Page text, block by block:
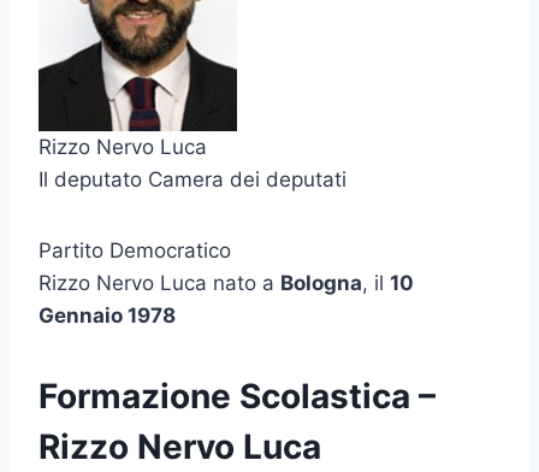
Rizzo Nervo Luca
Il deputato Camera dei deputati
Partito Democratico
Rizzo Nervo Luca nato a Bologna, il 10
Gennaio 1978
Formazione Scolastica –
Rizzo Nervo Luca